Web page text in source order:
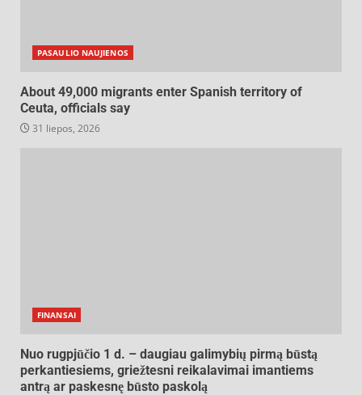
PASAULIO NAUJIENOS
About 49,000 migrants enter Spanish territory of
Ceuta, officials say
31 liepos, 2026
FINANSAI
Nuo rugpjūčio 1 d. – daugiau galimybių pirmą būstą
perkantiesiems, griežtesni reikalavimai imantiems
antrą ar paskesnę būsto paskolą